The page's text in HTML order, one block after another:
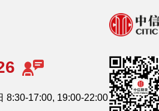
8:30-17:00, 19:00-22:00